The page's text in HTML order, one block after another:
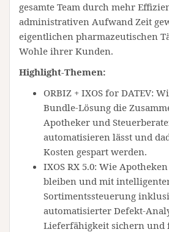
gesamte Team durch mehr
administrativen Aufwand Zeit
eigentlichen pharmazeutischen
Wohle ihrer Kunden.
Highlight-Themen:
ORBIZ + IXOS for DATEV:
Bundle-Lösung die
Apotheker und
automatisieren lässt und
Kosten gespart werden.
IXOS RX 5.0: Wie
bleiben und mit
Sortimentssteuerung
automatisierter Defekt-
Lieferfähigkeit sichern und